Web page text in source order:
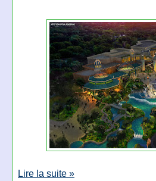
Lire la suite »